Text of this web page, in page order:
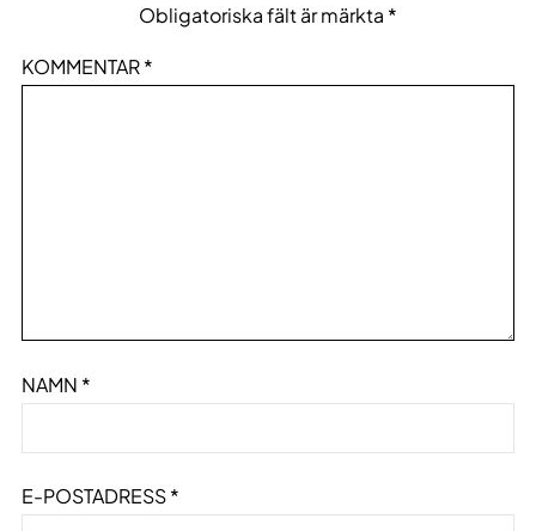
Obligatoriska fält är märkta *
KOMMENTAR*
NAMN *
E-POSTADRESS*